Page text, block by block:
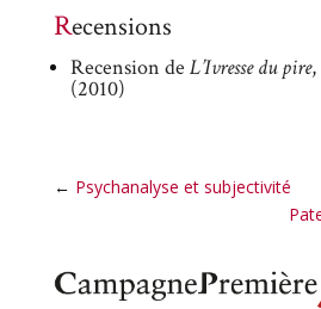
Recensions
Recension de L’Ivresse du pire,
(2010)
← Psychanalyse et subjectivité